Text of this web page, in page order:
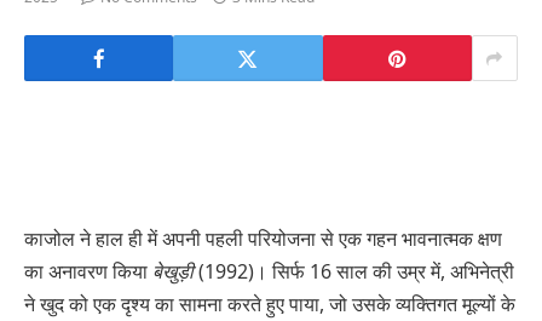
काजोल ने हाल ही में अपनी पहली परियोजना से एक गहन भावनात्मक क्षण
का अनावरण किया बेखुड़ी(1992)। सिर्फ 16 साल की उम्र में, अभिनेत्री
ने खुद को एक दृश्य का सामना करते हुए पाया, जो उसके व्यक्तिगत मूल्यों के